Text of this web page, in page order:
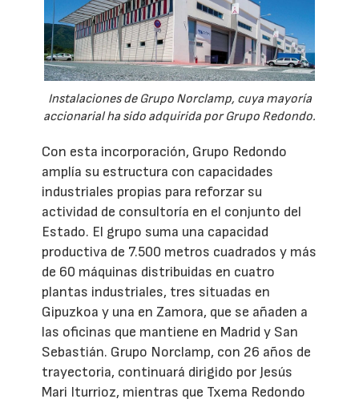
Instalaciones de Grupo Norclamp, cuya mayoría
accionarial ha sido adquirida por Grupo Redondo.
Con esta incorporación, Grupo Redondo
amplía su estructura con capacidades
industriales propias para reforzar su
actividad de consultoría en el conjunto del
Estado. El grupo suma una capacidad
productiva de 7.500 metros cuadrados y más
de 60 máquinas distribuidas en cuatro
plantas industriales, tres situadas en
Gipuzkoa y una en Zamora, que se añaden a
las oficinas que mantiene en Madrid y San
Sebastián. Grupo Norclamp, con 26 años de
trayectoria, continuará dirigido por Jesús
Mari Iturrioz, mientras que Txema Redondo